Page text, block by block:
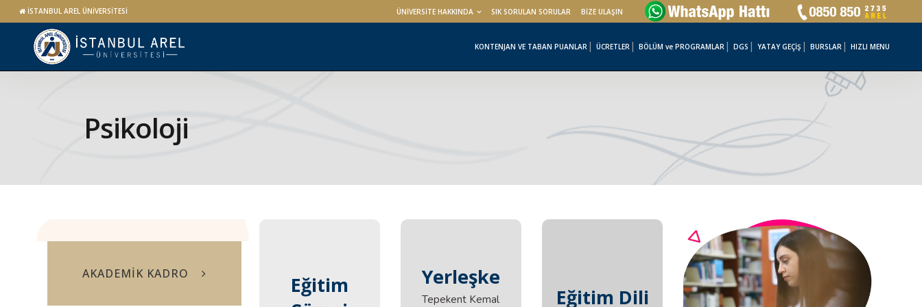
İSTANBUL AREL ÜNİVERSİTESİ ÜNİVERSİTE HAKKINDA SIK SORULAN SORULAR BİZE ULAŞIN
KONTENJAN VE TABAN PUANLAR ÜCRETLER BÖLÜM ve PROGRAMLAR DGS YATAY GEÇİŞ BURSLAR HIZLI MENU
Psikoloji
AKADEMİK KADRO
Eğitim
Eğitim
Yerleşke
Tepekent Kemal
Eğitim Dili